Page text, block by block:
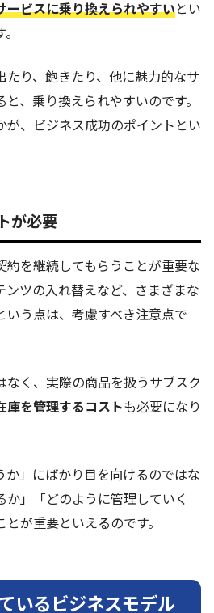
ービスに乗り換えられやすいとい
たり、飽きたり、他に魅力的なサ
、乗り換えられやすいのです。
が、ビジネス成功のポイントとい
が必要
約を継続してもらうことが重要な
ンツの入れ替えなど、さまざまな
いう点は、考慮すべき注意点で
なく、実際の商品を扱うサブスク
庫を管理するコストも必要になり
か」にばかり目を向けるのではな
か」「どのように管理していく
が重要といえるのです。
いるビジネスモデル